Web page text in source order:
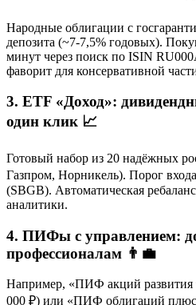
Народные облигации с
депозита (~7-7,5% годовых).
минут через поиск по ISIN
фаворит для консервативной
3. ETF «Доход»:
один клик 📈
Готовый набор из 20 надёжных
Газпром, Норникель). Порог
(SBGB). Автоматическая
аналитики.
4. ПИФы с управлением:
профессионалам 👨💼
Например, «ПИФ акций развития
000 ₽) или «ПИФ облигаций